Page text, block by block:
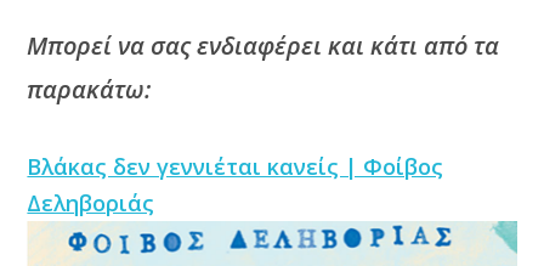
Μπορεί να σας ενδιαφέρει και κάτι από τα
παρακάτω:
Βλάκας δεν γεννιέται κανείς | Φοίβος
Δεληβοριάς